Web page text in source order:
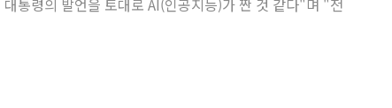
대통령의 발언을 토대로 AI(인공지능)가 짠 것 같다"며 "전